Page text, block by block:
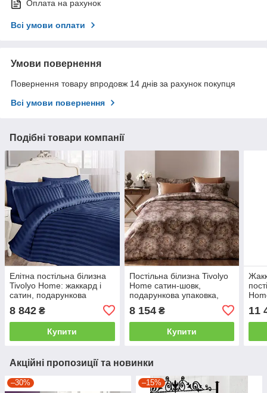
Оплата на рахунок
Всі умови оплати
Умови повернення
Повернення товару впродовж 14 днів за рахунок покупця
Всі умови повернення
Подібні товари компанії
Елітна постільна білизна
Tivolyo Home: жаккард і
сатин, подарункова
євро
8 842 ₴
Купити
Постільна білизна Tivolyo
Home сатин-шовк,
подарункова упаковка,
Євро двоспальний - євро
8 154₴
Купити
11
Акційні пропозиції та новинки
–30% –15%